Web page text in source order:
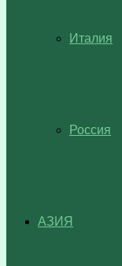
Италия
Россия
АЗИЯ